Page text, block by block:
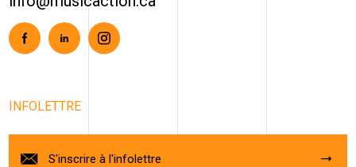
FacebookLinkedinInstagram
INFOLETTRE
S'inscrire à l'infolettre